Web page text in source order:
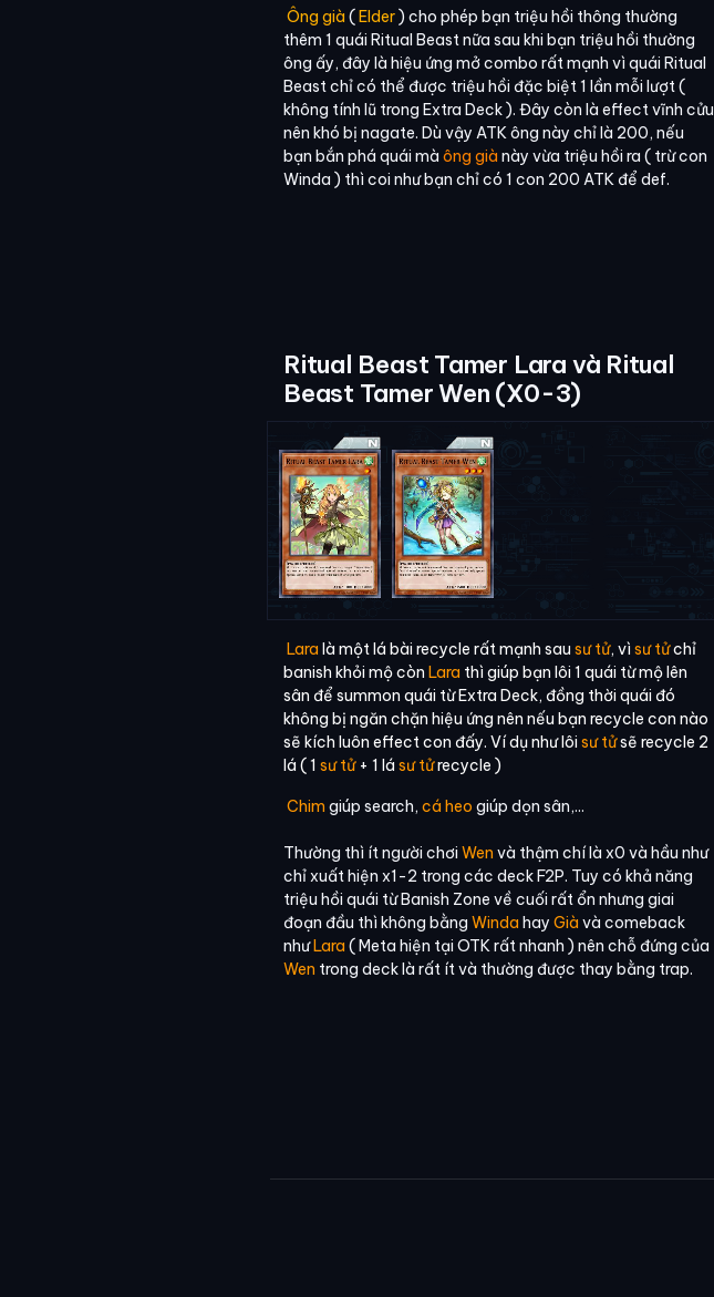
Ông già ( Elder ) cho phép bạn triệu hồi thông thường
thêm 1 quái Ritual Beast nữa sau khi bạn triệu hồi thường
ông ấy, đây là hiệu ứng mở combo rất mạnh vì quái Ritual
Beast chỉ có thể được triệu hồi đặc biệt 1 lần mỗi lượt (
không tính lũ trong Extra Deck ). Đây còn là effect vĩnh cửu
nên khó bị nagate. Dù vậy ATK ông này chỉ là 200, nếu
bạn bắn phá quái mà ông già này vừa triệu hồi ra ( trừ con
Winda ) thì coi như bạn chỉ có 1 con 200 ATK để def.
Ritual Beast Tamer Lara và Ritual
Beast Tamer Wen (X0-3)
Lara là một lá bài recycle rất mạnh sau sư tử, vì sư tửchỉ
banish khỏi mộ còn Lara thì giúp bạn lôi 1 quái từ mộ lên
sân để summon quái từ Extra Deck, đồng thời quái đó
không bị ngăn chặn hiệu ứng nên nếu bạn recycle con nào
sẽ kích luôn effect con đấy. Ví dụ như lôi sư tửsẽ recycle 2
lá ( 1 sư tử+ 1 lá sư tửrecycle )
Chim giúp search, cá heo giúp dọn sân,...
Thường thì ít người chơi Wen và thậm chí là x0 và hầu như
chỉ xuất hiện x1-2 trong các deck F2P. Tuy có khả năng
triệu hồi quái từ Banish Zone về cuối rất ổn nhưng giai
đoạn đầu thì không bằng Winda hay Già và comeback
nhưLara ( Meta hiện tại OTK rất nhanh ) nên chỗ đứng của
Wen trong deck là rất ít và thường được thay bằng trap.